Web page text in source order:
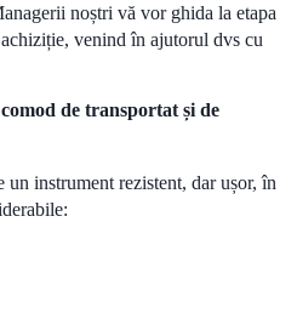
noștri vă vor ghida la etapa
venind în ajutorul dvs cu
de transportat și de
un instrument rezistent, dar ușor, în